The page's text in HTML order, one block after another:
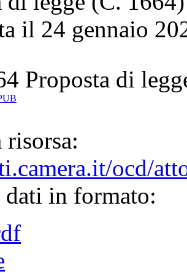
il 24 gennaio
Proposta di
ocd/
dati in formato: